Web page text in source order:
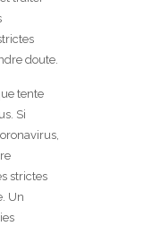
doute.
tente
Si
strictes
Un